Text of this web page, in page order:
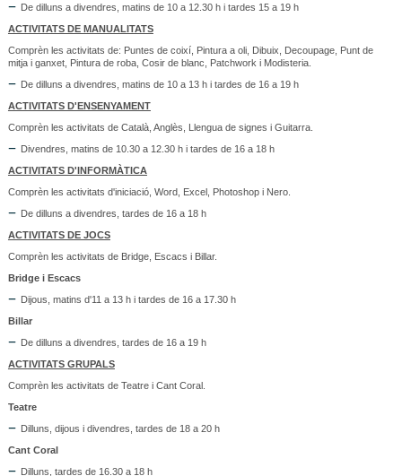
De dilluns a divendres, matins de 10 a 12.30 h i tardes 15 a 19 h
ACTIVITATS DE MANUALITATS
Comprèn les activitats de: Puntes de coixí, Pintura a oli, Dibuix, Decoupage, Punt de
mitja i ganxet, Pintura de roba, Cosir de blanc, Patchwork i Modisteria.
De dilluns a divendres, matins de 10 a 13 h i tardes de 16 a 19 h
ACTIVITATS D'ENSENYAMENT
Comprèn les activitats de Català, Anglès, Llengua de signes i Guitarra.
Divendres, matins de 10.30 a 12.30 h i tardes de 16 a 18 h
ACTIVITATS D'INFORMÀTICA
Comprèn les activitats d'iniciació, Word, Excel, Photoshop i Nero.
De dilluns a divendres, tardes de 16 a 18 h
ACTIVITATS DE JOCS
Comprèn les activitats de Bridge, Escacs i Billar.
Bridge i Escacs
Dijous, matins d'11 a 13 h i tardes de 16 a 17.30 h
Billar
De dilluns a divendres, tardes de 16 a 19 h
ACTIVITATS GRUPALS
Comprèn les activitats de Teatre i Cant Coral.
Teatre
Dilluns, dijous i divendres, tardes de 18 a 20 h
Cant Coral
Dilluns, tardes de 16.30 a 18 h